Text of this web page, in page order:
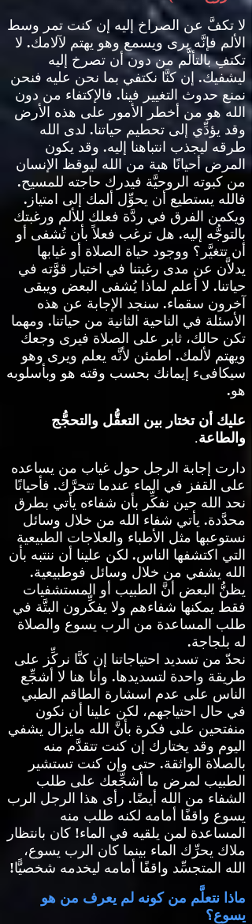
لا تكفَّ عن الصراخ إليه إن كنت تمر وسط
الألم فإنَّه يرى ويسمع وهو يهتم لآلامك. لا
تكتفِ بالتألَّم من دون أن تصرخ إليه
ليشفيك. إن كنَّا نكتفي بما نحن عليه فنحن
نمنع حدوث التغيير فينا. فالإكتفاء من دون
الله هو من أخطر الأمور على هذه الأرض
وقد يؤدِّي إلى تحطيم حياتنا. لدى الله
طرقه ليجذب انتباهنا إليه. وقد يكون
المرض أحيانًا هبة من الله ليوقظ الإنسان
من كبوته الروحيَّة فيدرك حاجته للمسيح.
فالله يستطيع أن يحوِّل ألمك إلى امتياز .
ويكمن الفرق في ردَّة فعلك للألم ورغبتك
بالتوجُّه إليه. هل ترغب فعلاً بأن تُشفى أو
أن تتغيَّر؟ ووجود حياة الصلاة أو غيابها
يدلاَّن عن مدى رغبتنا في اختبار قوَّته في
حياتنا. لا أعلم لماذا يُشفى البعض ويبقى
آخرون سقماء. سنجد الإجابة عن هذه
الأسئلة في الناحية الثانية من حياتنا. ومهما
تكن حالك، ثابر على الصلاة فيرى وجعك
ويهتم لألمك. اطمئن لأنَّه يعلم ويرى وهو
سيكافىء إيمانك بحسب وقته هو وبأسلوبه
هو.
عليك أن تختار بين التعقُّل والتحجُّج
والطاعة.
دارت إجابة الرجل حول غياب من يساعده
على القفز في الماء عندما تتحرَّك. فأحيانًا
نحد الله حين نفكِّر بأن شفاءه يأتي بطرق
محدَّدة. يأتي شفاء الله من خلال وسائل
نستوعبها مثل الأطباء والعلاجات الطبيعية
التي اكتشفها الناس. لكن علينا أن ننتبه بأن
الله يشفي من خلال وسائل فوطبيعية.
يظنُّ البعض أنَّ الطبيب أو المستشفيات
فقط يمكنها شفاءهم ولا يفكِّرون البتَّة في
طلب المساعدة من الرب يسوع والصلاة
له بلجاجة.
نحدّ من تسديد احتياجاتنا إن كنَّا نركِّز على
طريقة واحدة لتسديدها. وأنا هنا لا أشجِّع
الناس على عدم اسشارة الطاقم الطبي
في حال احتياجهم، لكن علينا أن نكون
منفتحين على فكرة بأنَّ الله مايزال يشفي
اليوم وقد يختارك إن كنت تتقدَّم منه
بالصلاة الواثقة. حتى وإن كنت تستشير
الطبيب لمرض ما أشجِّعك على طلب
الشفاء من الله أيضًا. رأى هذا الرجل الرب
يسوع واقفًا أمامه لكنه طلب منه
المساعدة لمن يلقيه في الماء! كان بانتظار
ملاك يحرِّك الماء بينما كان الرب يسوع،
الله المتجسِّد واقفًا أمامه ليخدمه شخصيًّا!
ماذا نتعلَّم من كونه لم يعرف من هو
يسوع؟